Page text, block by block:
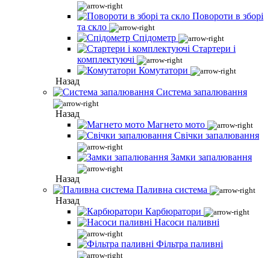
Повороти в зборі
та скло
Спідометр
Стартери і
комплектуючі
Комутатори
Назад
Система запалювання
Назад
Магнето мото
Свічки запалювання
Замки запалювання
Назад
Паливна система
Назад
Карбюратори
Насоси паливні
Фільтра паливні